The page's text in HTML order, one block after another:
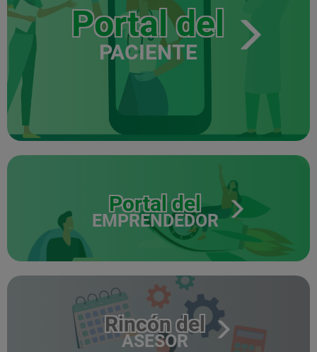
Portal del
PACIENTE
Portal del
EMPRENDEDOR
Rincón del
ASESOR